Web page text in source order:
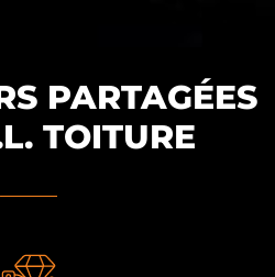
PARTAGÉES
TOITURE